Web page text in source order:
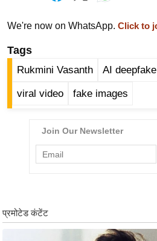
w
ला
इ
फ
ब्यू
We're now on WhatsApp. Click to
Tags
Rukmini Vasanth AI deepfake
viral video fake images